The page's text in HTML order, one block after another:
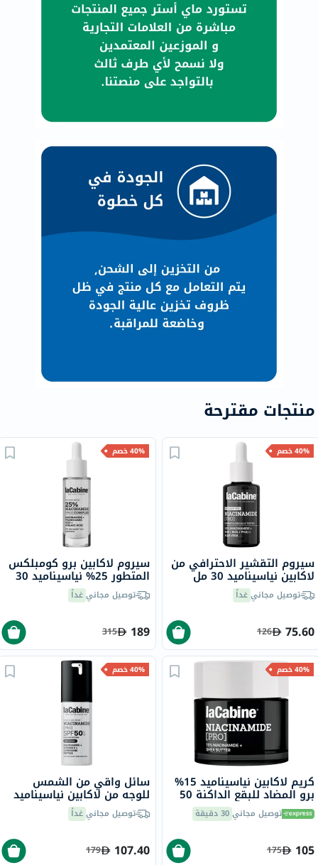
منتجات مقترحة
40% خصم
سيروم التقشير الاحترافي من
لاكابين نياسيناميد 30 مل
توصيل مجانيغداً
75.60
126
40% خصم
سيروم لاكابين برو كومبلكس
المتطور 25% نياسيناميد 30
ملتوصيل مجانيغداً
189
315
40% خصم
كريم لاكابين نياسيناميد 15%
برو المضاد للبقع الداكنة 50
مل توصيل مجاني30 دقيقة
105
175
40% خصم
سائل واقي من الشمس
للوجه من لاكابين نياسيناميد
برو بعامل حماية من الشمس
50، 30 ملتوصيل مجانيغداً
107.40
179